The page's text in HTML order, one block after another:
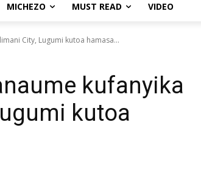
MICHEZO MUST READ VIDEO
City, Lugumi kutoa hamasa...
kufanyika
kutoa